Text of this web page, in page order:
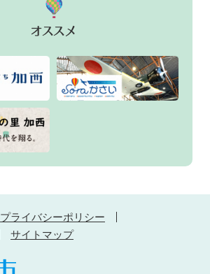
プライバシーポリシー
サイトマップ